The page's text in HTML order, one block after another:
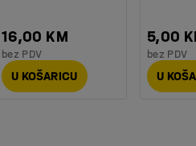
16,00 KM
bez PDV
U KOŠARICU
5,00
bez PDV
U